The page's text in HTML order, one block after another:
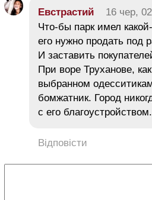
Евстрастий 16 чер,
Что-бы парк имел
его нужно продать под
И заставить
При воре Труханове,
выбранном
бомжатник. Город
с его благоустройством.
Відповісти